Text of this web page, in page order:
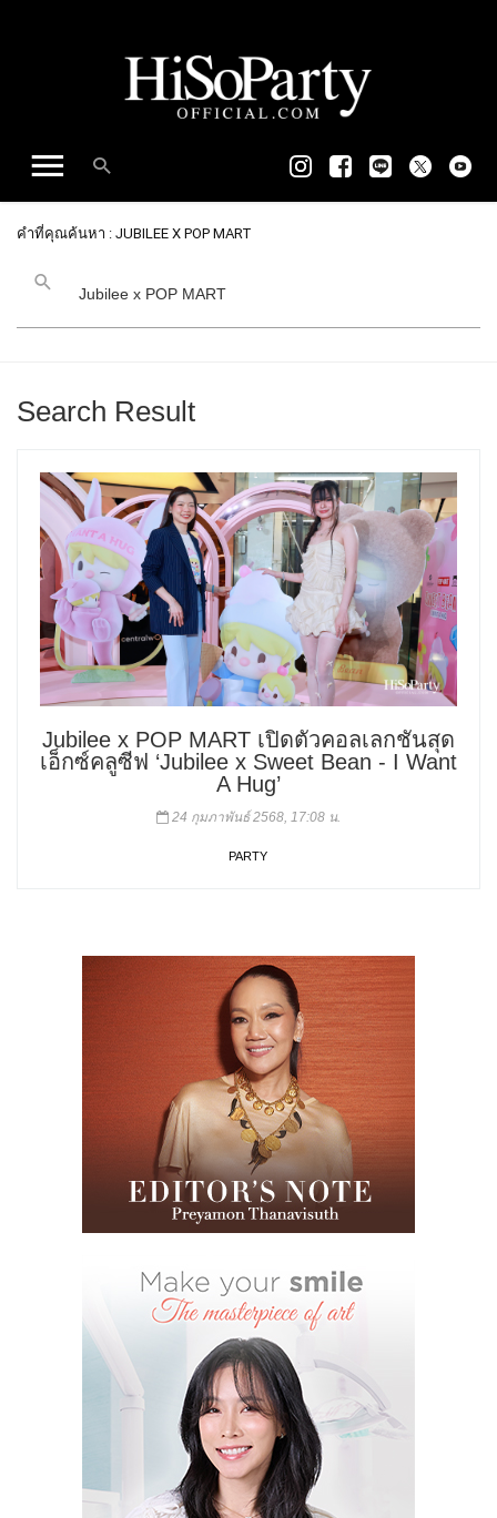
คำที่คุณค้นหา : JUBILEE X POP MART
Search Result
Jubilee x POP MART เปิดตัวคอลเลกชันสุด
เอ็กซ์คลูซีฟ ‘Jubilee x Sweet Bean - I Want
A Hug’
24 กุมภาพันธ์ 2568, 17:08 น.
PARTY